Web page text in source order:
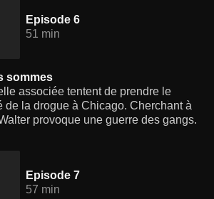
Episode 6
51 min
sommes
associée tentent de prendre le
de la drogue à Chicago. Cherchant à
provoque une guerre des gangs.
Episode 7
57 min